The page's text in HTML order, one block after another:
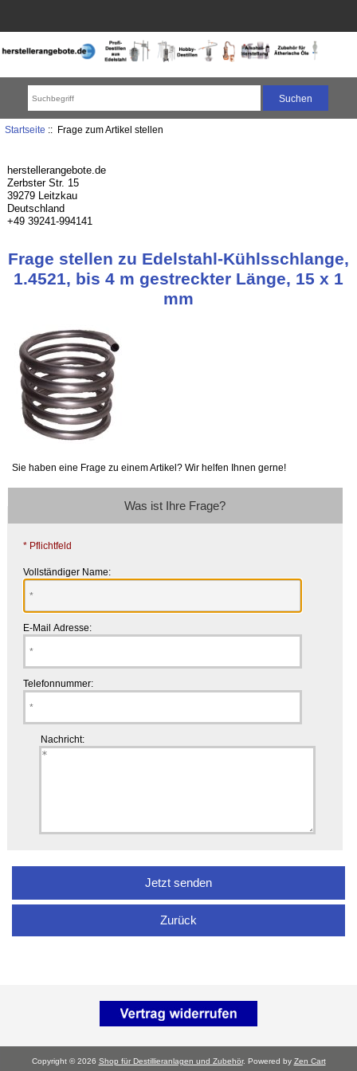
Startseite :: Frage zum Artikel stellen
herstellerangebote.de
Zerbster Str. 15
39279 Leitzkau
Deutschland
+49 39241-994141
Frage stellen zu Edelstahl-Kühlsschlange,
1.4521, bis 4 m gestreckter Länge, 15 x 1
mm
Sie haben eine Frage zu einem Artikel? Wir helfen Ihnen gerne!
Was ist Ihre Frage?
* Pflichtfeld
Vollständiger Name:
E-Mail Adresse:
Telefonnummer:
Nachricht:
Zurück
Copyright © 2026 Shop für Destillieranlagen und Zubehör. Powered by Zen Cart